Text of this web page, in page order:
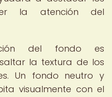
la atención del
del fondo es
la textura de los
Un fondo neutro y
visualmente con el